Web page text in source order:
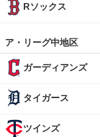
Rソックス
ア・リーグ中地区
ガーディアンズ
タイガース
ツインズ